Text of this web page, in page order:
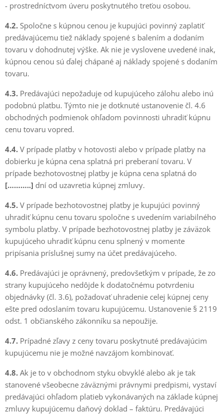
- prostredníctvom úveru poskytnutého treťou osobou.
4.2. Spoločne s kúpnou cenou je kupujúci povinný zaplatiť
predávajúcemu tiež náklady spojené s balením a dodaním
tovaru v dohodnutej výške. Ak nie je vyslovene uvedené inak,
kúpnou cenou sú ďalej chápané aj náklady spojené s dodaním
tovaru.
4.3. Predávajúci nepožaduje od kupujúceho zálohu alebo inú
podobnú platbu. Týmto nie je dotknuté ustanovenie čl. 4.6
obchodných podmienok ohľadom povinnosti uhradiť kúpnu
cenu tovaru vopred.
4.4. V prípade platby v hotovosti alebo v prípade platby na
dobierku je kúpna cena splatná pri preberaní tovaru. V
prípade bezhotovostnej platby je kúpna cena splatná do
[………..] dní od uzavretia kúpnej zmluvy.
4.5. V prípade bezhotovostnej platby je kupujúci povinný
uhradiť kúpnu cenu tovaru spoločne s uvedením variabilného
symbolu platby. V prípade bezhotovostnej platby je záväzok
kupujúceho uhradiť kúpnu cenu splnený v momente
pripísania príslušnej sumy na účet predávajúceho.
4.6. Predávajúci je oprávnený, predovšetkým v prípade, že zo
strany kupujúceho nedôjde k dodatočnému potvrdeniu
objednávky (čl. 3.6), požadovať uhradenie celej kúpnej ceny
ešte pred odoslaním tovaru kupujúcemu. Ustanovenie § 2119
odst. 1 občianského zákonníku sa nepoužije.
4.7. Prípadné zľavy z ceny tovaru poskytnuté predávajúcim
kupujúcemu nie je možné navzájom kombinovať.
4.8. Ak je to v obchodnom styku obvyklé alebo ak je tak
stanovené všeobecne záväznými právnymi predpismi, vystaví
predávajúci ohľadom platieb vykonávaných na základe kúpnej
zmluvy kupujúcemu daňový doklad – faktúru. Predávajúci